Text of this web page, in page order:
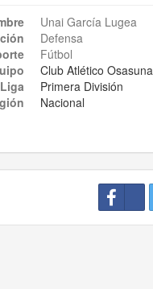
Unai García Lugea
Defensa
Fútbol
Club Atlético Osasuna
Liga
Primera División
Nacional